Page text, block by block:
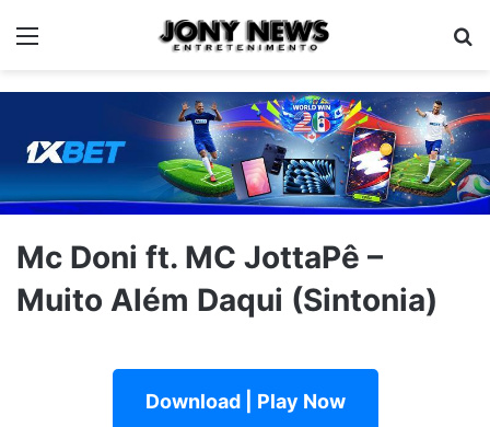
Menu
Mc Doni ft. MC JottaPê –
Muito Além Daqui (Sintonia)
Download | Play Now